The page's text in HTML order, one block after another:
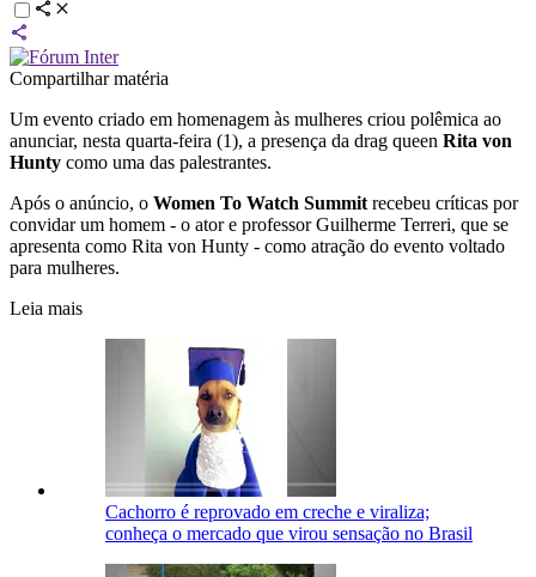
Compartilhar matéria
Um evento criado em homenagem às mulheres criou polêmica ao
anunciar, nesta quarta-feira (1), a presença da drag queen Rita von
Hunty como uma das palestrantes.
Após o anúncio, o Women To Watch Summit recebeu críticas por
convidar um homem - o ator e professor Guilherme Terreri, que se
apresenta como Rita von Hunty - como atração do evento voltado
para mulheres.
Leia mais
Cachorro é reprovado em creche e viraliza;
conheça o mercado que virou sensação no Brasil